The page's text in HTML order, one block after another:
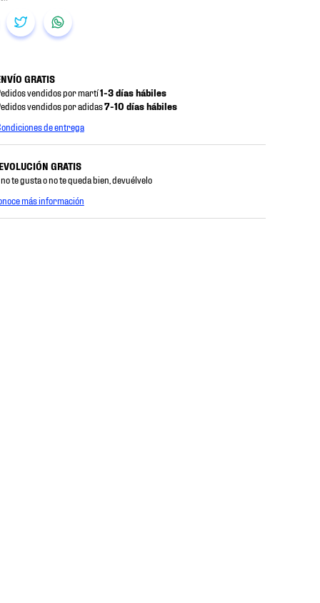
GRATIS
vendidos por martí1-3 días hábiles
vendidos por adidas7-10 días hábiles
de entrega
GRATIS
te gusta o no te queda bien, devuélvelo
más información